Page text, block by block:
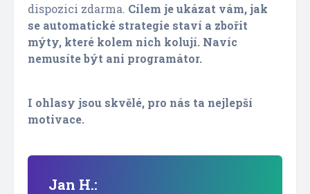
dispozici zdarma. Cílem je ukázat vám, jak
se automatické strategie staví a zbořit
mýty, které kolem nich kolují. Navíc
nemusíte být ani programátor.
I ohlasy jsou skvělé, pro nás ta nejlepší
motivace.
Jan H.: